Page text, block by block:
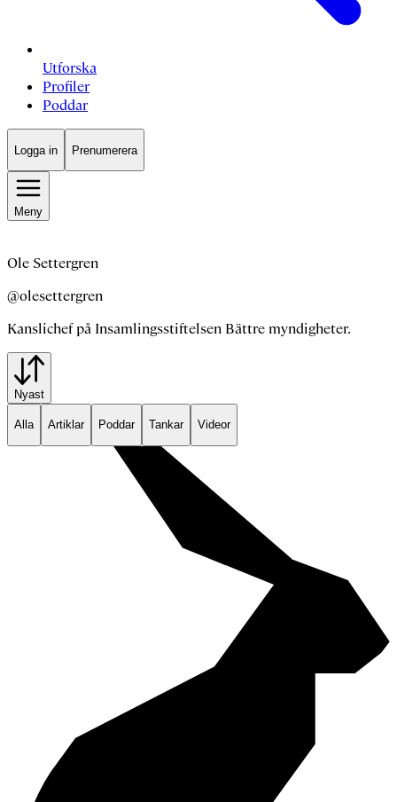
Utforska
Profiler
Poddar
Logga in Prenumerera
Meny
Ole Settergren
@olesettergren
Kanslichef på Insamlingsstiftelsen Bättre myndigheter.
Nyast
Alla Artiklar Poddar Tankar Videor